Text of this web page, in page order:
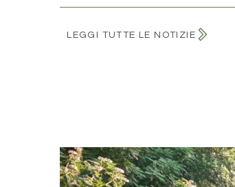
LEGGI TUTTE LE NOTIZIE